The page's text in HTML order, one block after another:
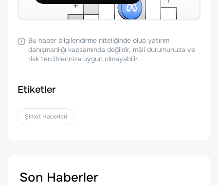
Bu haber bilgilendirme niteliğinde olup yatırım
danışmanlığı kapsamında değildir, mâli durumunuza ve
risk tercihlerinize uygun olmayabilir.
Etiketler
Şirket Haberleri
Son Haberler